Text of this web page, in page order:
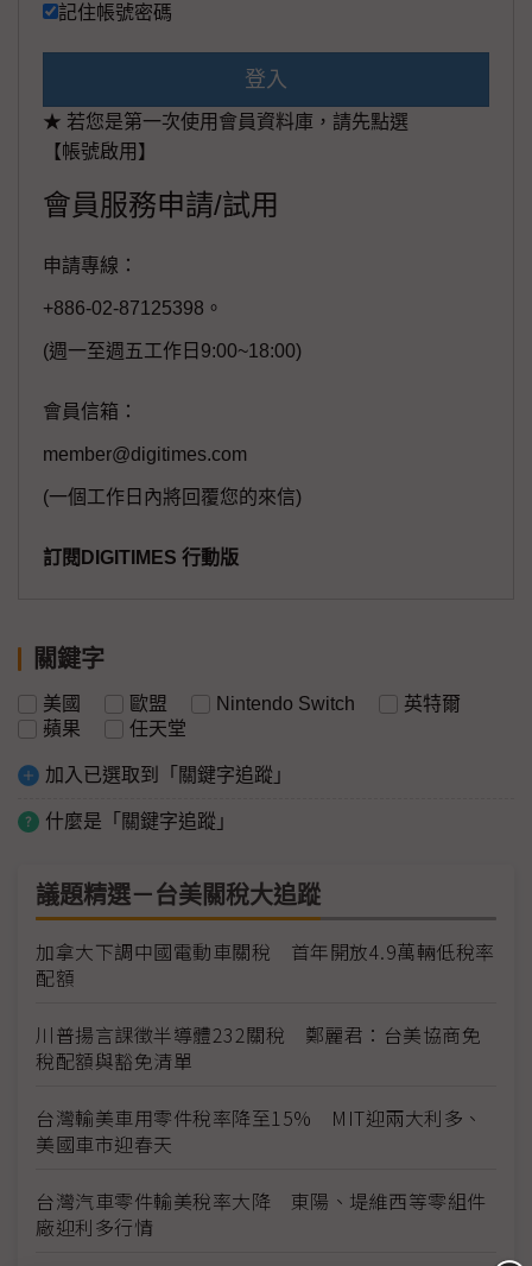
記住帳號密碼
登入
★ 若您是第一次使用會員資料庫，請先點選
【帳號啟用】
會員服務申請/試用
申請專線：
+886-02-87125398。
(週一至週五工作日9:00~18:00)
會員信箱：
member@digitimes.com
(一個工作日內將回覆您的來信)
訂閱DIGITIMES 行動版
關鍵字
美國 歐盟 Nintendo Switch
英特爾
蘋果
任天堂
加入已選取到「關鍵字追蹤」
什麼是「關鍵字追蹤」
議題精選－台美關稅大追蹤
加拿大下調中國電動車關稅 首年開放4.9萬輛低稅率
配額
川普揚言課徵半導體232關稅 鄭麗君：台美協商免
稅配額與豁免清單
台灣輸美車用零件稅率降至15% MIT迎兩大利多、
美國車市迎春天
台灣汽車零件輸美稅率大降 東陽、堤維西等零組件
廠迎利多行情